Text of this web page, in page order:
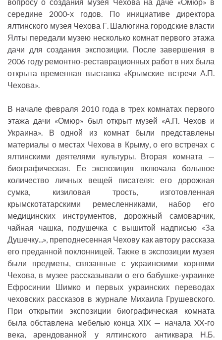
середине 2000-х годов. По инициативе директора
ялтинского музея Чехова Г. Шалюгина городские власти
Ялты передали музею несколько комнат первого этажа
дачи для создания экспозиции. После завершения в
2006 году ремонтно-реставрационных работ в них была
открыта временная выставка «Крымские встречи А.П.
Чехова».
В начале февраля 2010 года в трех комнатах первого
этажа дачи «Омюр» был открыт музей «А.П. Чехов и
Украина». В одной из комнат были представлены
материалы о местах Чехова в Крыму, о его встречах с
ялтинскими деятелями культуры. Вторая комната —
биографическая. Ее экспозиция включала большое
количество личных вещей писателя: его дорожная
сумка, кизиловая трость, изготовленная
крымскотатарскими ремесленниками, набор его
медицинских инструментов, дорожный самоварчик,
чайная чашка, подушечка с вышитой надписью «За
Душечку...», преподнесенная Чехову как автору рассказа
его преданной поклонницей. Также в экспозиции музея
были предметы, связанные с украинскими корнями
Чехова, в музее рассказывали о его бабушке-украинке
Ефросинии Шимко и первых украинских переводах
чеховских рассказов в журнале Михаила Грушевского.
При открытии экспозиции биографическая комната
была обставлена мебелью конца XIX — начала XX-го
века, арендованной у ялтинского антиквара Н.Б.